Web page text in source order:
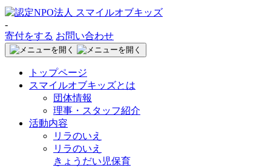
-
寄付をする お問い合わせ
トップページ
スマイルオブキッズとは
団体情報
理事・スタッフ紹介
活動内容
リラのいえ
リラのいえ
きょうだい児保育